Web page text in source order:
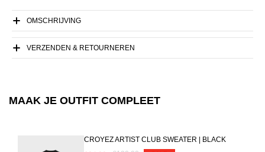
OMSCHRIJVING
VERZENDEN & RETOURNEREN
MAAK JE OUTFIT COMPLEET
CROYEZ ARTIST CLUB SWEATER | BLACK